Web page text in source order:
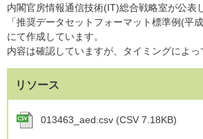
内閣官房情報通信技術(IT)総合戦略室が公表
「推奨データセットフォーマット標準例(平
にて作成しています。
内容は確認していますが、タイミングによ
リソース
013463_aed.csv (CSV 7.18KB)